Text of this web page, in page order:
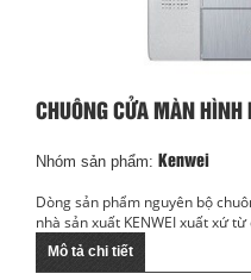
CHUÔNG CỬA MÀN
Nhóm sản phẩm: Kenwei
Dòng sản phẩm nguyên bộ
nhà sản xuất KENWEI xuất xứ
Mô tả chi tiết